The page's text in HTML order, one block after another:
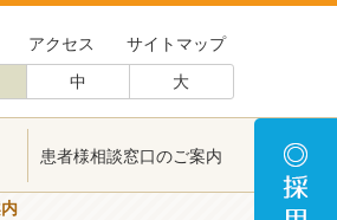
アクセス
サイトマップ
中 大
患者様相談窓口のご案内